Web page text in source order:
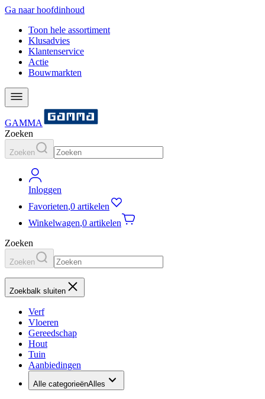
Ga naar hoofdinhoud
Toon hele assortiment
Klusadvies
Klantenservice
Actie
Bouwmarkten
GAMMA
Zoeken
Zoeken
Inloggen
Favorieten,0 artikelen
Winkelwagen,0 artikelen
Zoeken
Zoeken
Zoekbalk sluiten
Verf
Vloeren
Gereedschap
Hout
Tuin
Aanbiedingen
Alle categorieënAlles